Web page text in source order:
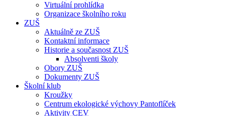
Virtuální prohlídka
Organizace školního roku
ZUŠ
Aktuálně ze ZUŠ
Kontaktní informace
Historie a současnost ZUŠ
Absolventi školy
Obory ZUŠ
Dokumenty ZUŠ
Školní klub
Kroužky
Centrum ekologické výchovy Pantoflíček
Aktivity CEV